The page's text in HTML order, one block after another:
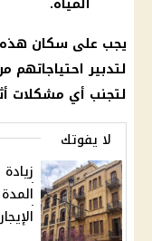
يجب على سكان هذه
لتدبير احتياجاتهم
لتجنب أي مشكلات
لا يفوتك